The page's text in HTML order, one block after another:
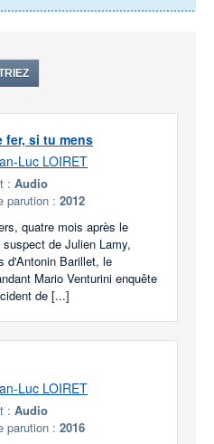
fer, si tu mens
Luc LOIRET
: Audio
parution : 2012
quatre mois après le
de Julien Lamy,
d'Antonin Barillet, le
Mario Venturini enquête
de [...]
Luc LOIRET
: Audio
parution : 2016